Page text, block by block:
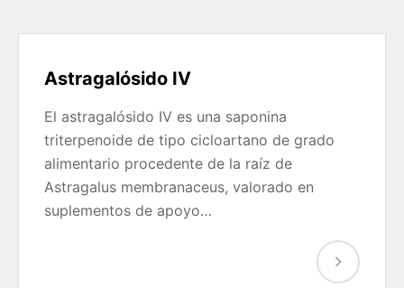
Astragalósido IV
El astragalósido IV es una saponina
triterpenoide de tipo cicloartano de grado
alimentario procedente de la raíz de
Astragalus membranaceus, valorado en
suplementos de apoyo…